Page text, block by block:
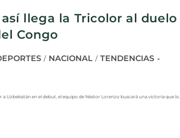
llega la Tricolor al duelo
Congo
/ NACIONAL / TENDENCIAS
Uzbekistán en el debut, el equipo de Néstor Lorenzo buscará una victoria que lo…